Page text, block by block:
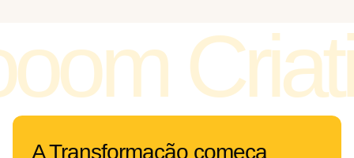
A Transformação começa